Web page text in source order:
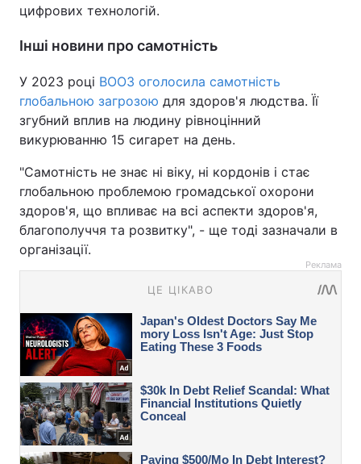
цифрових технологій.
Інші новини про самотність
У 2023 році ВООЗ оголосила самотність
глобальною загрозою для здоров'я людства. Її
згубний вплив на людину рівноцінний
викурюванню 15 сигарет на день.
"Самотність не знає ні віку, ні кордонів і стає
глобальною проблемою громадської охорони
здоров'я, що впливає на всі аспекти здоров'я,
благополуччя та розвитку", - ще тоді зазначали в
організації.
Реклама